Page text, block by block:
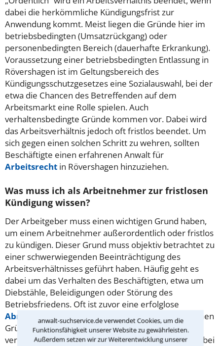
anwalt-suchservice.de verwendet Cookies, um die
Funktionsfähigkeit unserer Website zu gewährleisten.
Außerdem setzen wir zur Weiterentwicklung unserer
dabei die herkömmliche Kündigungsfrist zur
Anwendung kommt. Meist liegen die Gründe hier im
betriebsbedingten (Umsatzrückgang) oder
personenbedingten Bereich (dauerhafte Erkrankung).
Voraussetzung einer betriebsbedingten Entlassung in
Rövershagen ist im Geltungsbereich des
Kündigungsschutzgesetzes eine Sozialauswahl, bei der
etwa die Chancen des Betreffenden auf dem
Arbeitsmarkt eine Rolle spielen. Auch
verhaltensbedingte Gründe kommen vor. Dabei wird
das Arbeitsverhältnis jedoch oft fristlos beendet. Um
sich gegen einen solchen Schritt zu wehren, sollten
Beschäftigte einen erfahrenen Anwalt für
Arbeitsrecht in Rövershagen hinzuziehen.
Was muss ich als Arbeitnehmer zur fristlosen
Kündigung wissen?
Der Arbeitgeber muss einen wichtigen Grund haben,
um einem Arbeitnehmer außerordentlich oder fristlos
zu kündigen. Dieser Grund muss objektiv betrachtet zu
einer schwerwiegenden Beeinträchtigung des
Arbeitsverhältnisses geführt haben. Häufig geht es
dabei um das Verhalten des Beschäftigten, etwa um
Diebstähle, Beleidigungen oder Störung des
Betriebsfriedens. Oft ist zuvor eine erfolglose
Abmahnungerforderlich, etwa bei weniger extremen
Gründen wie dauerndem Zuspätkommen. Ein
versierter Rechtsanwalt in Rövershagen kann Sie dabei